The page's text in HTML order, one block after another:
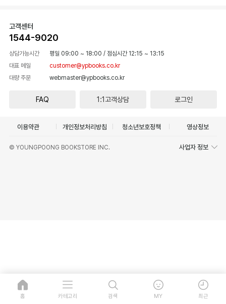
고객센터
1544-9020
상담가능시간 평일 09:00 ~ 18:00 / 점심시간 12:15 ~ 13:15
대표 메일
customer@ypbooks.co.kr
대량 주문
webmaster@ypbooks.co.kr
FAQ 1:1고객상담 로그인
이용약관 개인정보처리방침 청소년보호정책 영상정보
© YOUNGPOONG BOOKSTORE INC. 사업자 정보
홈 카테고리 검색 MY 최근